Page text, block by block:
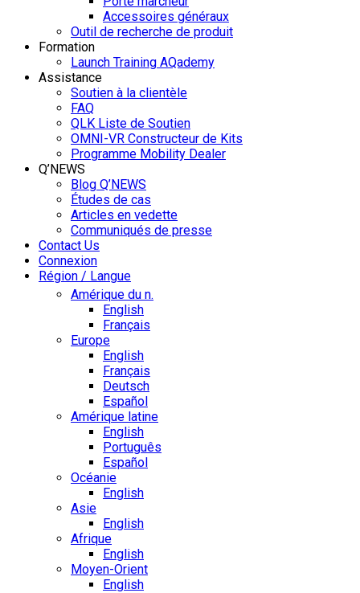
Accessoires généraux
Outil de recherche de produit
Formation
Launch Training AQademy
Assistance
Soutien à la clientèle
FAQ
QLK Liste de Soutien
OMNI-VR Constructeur de Kits
Programme Mobility Dealer
Q’NEWS
Blog Q’NEWS
Études de cas
Articles en vedette
Communiqués de presse
Contact Us
Connexion
Région / Langue
Amérique du n.
English
Français
Europe
English
Français
Deutsch
Español
Amérique latine
English
Português
Español
Océanie
English
Asie
English
Afrique
English
Moyen-Orient
English